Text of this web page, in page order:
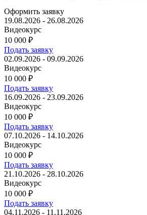
Оформить заявку
19.08.2026 - 26.08.2026
Видеокурс
10 000 ₽
Подать заявку
02.09.2026 - 09.09.2026
Видеокурс
10 000 ₽
Подать заявку
16.09.2026 - 23.09.2026
Видеокурс
10 000 ₽
Подать заявку
07.10.2026 - 14.10.2026
Видеокурс
10 000 ₽
Подать заявку
21.10.2026 - 28.10.2026
Видеокурс
10 000 ₽
Подать заявку
04.11.2026 - 11.11.2026